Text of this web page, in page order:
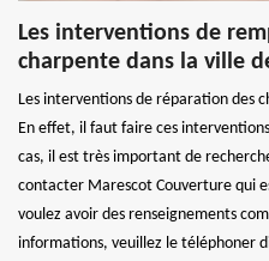
Les interventions de
charpente dans la ville
Les interventions de réparation des
En effet, il faut faire ces
cas, il est très important de
contacter Marescot Couverture qui
voulez avoir des renseignements
informations, veuillez le téléphoner